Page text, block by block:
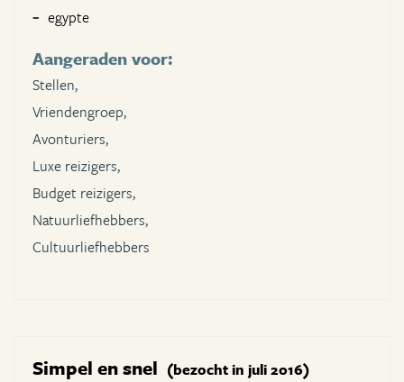
egypte
Aangeraden voor:
Stellen,
Vriendengroep,
Avonturiers,
Luxe reizigers,
Budget reizigers,
Natuurliefhebbers,
Cultuurliefhebbers
Simpel en snel (bezocht in juli 2016)